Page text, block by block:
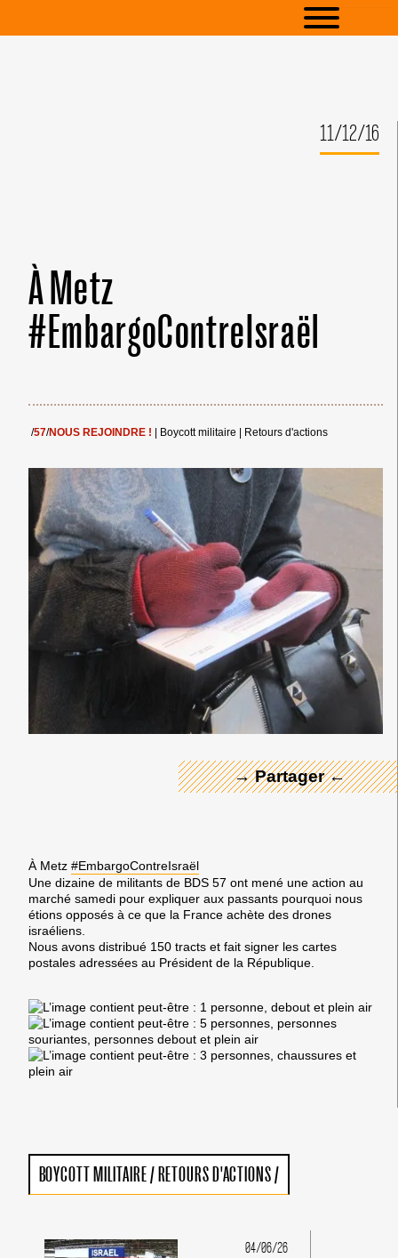
11/12/16
À Metz
#EmbargoContreIsraël
/57/NOUS REJOINDRE ! Boycott militaire Retours d'actions
→ Partager ←
← Merci ! →
À Metz #EmbargoContreIsraël
Une dizaine de militants de BDS 57 ont mené une action au
marché samedi pour expliquer aux passants pourquoi nous
étions opposés à ce que la France achète des drones
israéliens.
Nous avons distribué 150 tracts et fait signer les cartes
postales adressées au Président de la République.
BOYCOTT MILITAIRE/ RETOURS D'ACTIONS/
04/06/26